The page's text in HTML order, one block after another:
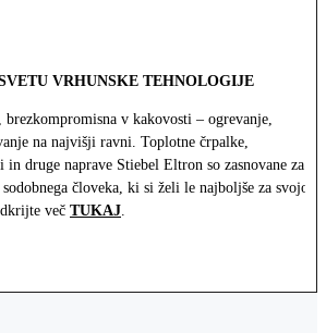
VRHUNSKE TEHNOLOGIJE
brezkompromisna v kakovosti – ogrevanje,
na najvišji ravni. Toplotne črpalke,
in druge naprave Stiebel Eltron so zasnovane za
človeka, ki si želi le najboljše za svojo
več TUKAJ.